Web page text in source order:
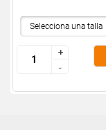
+
-
+
-